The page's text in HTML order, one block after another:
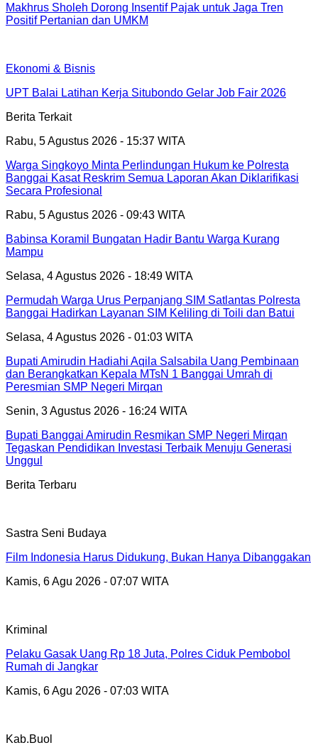
Makhrus Sholeh Dorong Insentif Pajak untuk Jaga Tren
Positif Pertanian dan UMKM
Ekonomi & Bisnis
UPT Balai Latihan Kerja Situbondo Gelar Job Fair 2026
Berita Terkait
Rabu, 5 Agustus 2026 - 15:37 WITA
Warga Singkoyo Minta Perlindungan Hukum ke Polresta
Banggai Kasat Reskrim Semua Laporan Akan Diklarifikasi
Secara Profesional
Rabu, 5 Agustus 2026 - 09:43 WITA
Babinsa Koramil Bungatan Hadir Bantu Warga Kurang
Mampu
Selasa, 4 Agustus 2026 - 18:49 WITA
Permudah Warga Urus Perpanjang SIM Satlantas Polresta
Banggai Hadirkan Layanan SIM Keliling di Toili dan Batui
Selasa, 4 Agustus 2026 - 01:03 WITA
Bupati Amirudin Hadiahi Aqila Salsabila Uang Pembinaan
dan Berangkatkan Kepala MTsN 1 Banggai Umrah di
Peresmian SMP Negeri Mirqan
Senin, 3 Agustus 2026 - 16:24 WITA
Bupati Banggai Amirudin Resmikan SMP Negeri Mirqan
Tegaskan Pendidikan Investasi Terbaik Menuju Generasi
Unggul
Berita Terbaru
Sastra Seni Budaya
Film Indonesia Harus Didukung, Bukan Hanya Dibanggakan
Kamis, 6 Agu 2026 - 07:07 WITA
Kriminal
Pelaku Gasak Uang Rp 18 Juta, Polres Ciduk Pembobol
Rumah di Jangkar
Kamis, 6 Agu 2026 - 07:03 WITA
Kab.Buol